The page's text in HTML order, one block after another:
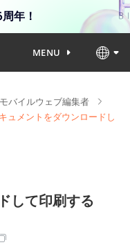
年！
MENU
モバイルウェブ編集者
ュメントをダウンロードし
して印刷する